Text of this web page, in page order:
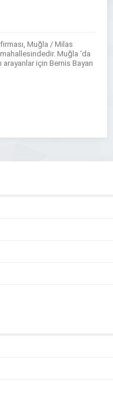
Muğla / Milas
Muğla ‘da
arayanlar için Bernis Bayan